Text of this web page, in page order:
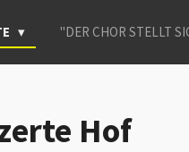
"DER CHOR STELLT
Hof